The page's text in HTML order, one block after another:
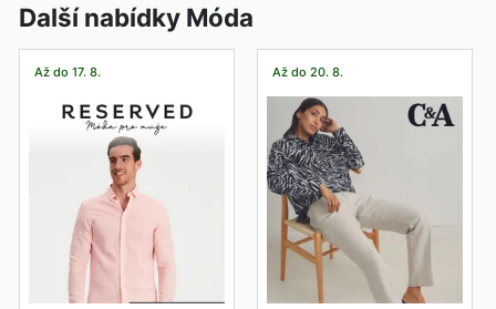
Další nabídky Móda
Až do 17. 8. Až do 20. 8.